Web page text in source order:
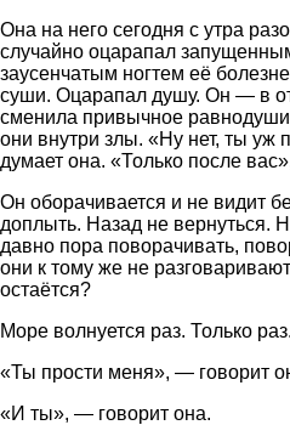
Она на него сегодня с утра
случайно оцарапал
заусенчатым ногтем её
суши. Оцарапал душу. Он — в
сменила привычное
они внутри злы. «Ну нет, ты
думает она. «Только после
Он оборачивается и не видит
доплыть. Назад не вернуться.
давно пора поворачивать,
они к тому же не
остаётся?
Море волнуется раз. Только раз.
«Ты прости меня», — говорит
«И ты», — говорит она.